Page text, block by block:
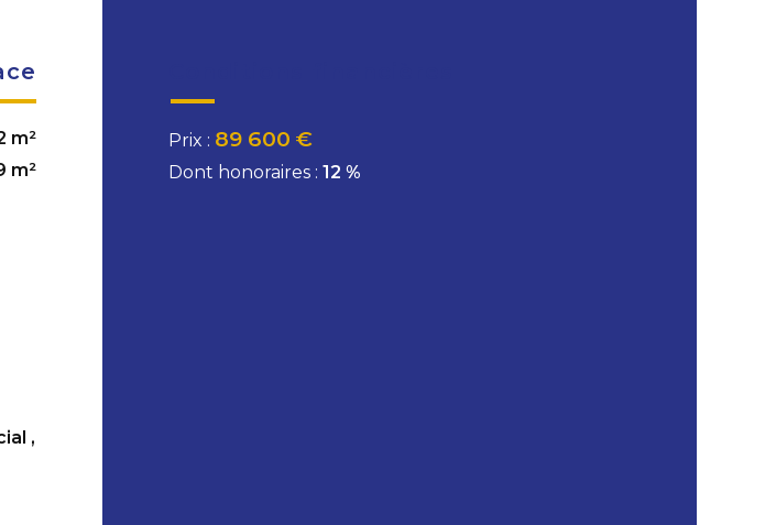
m²
m²
,
Prix : 89 600 €
Dont honoraires : 12 %